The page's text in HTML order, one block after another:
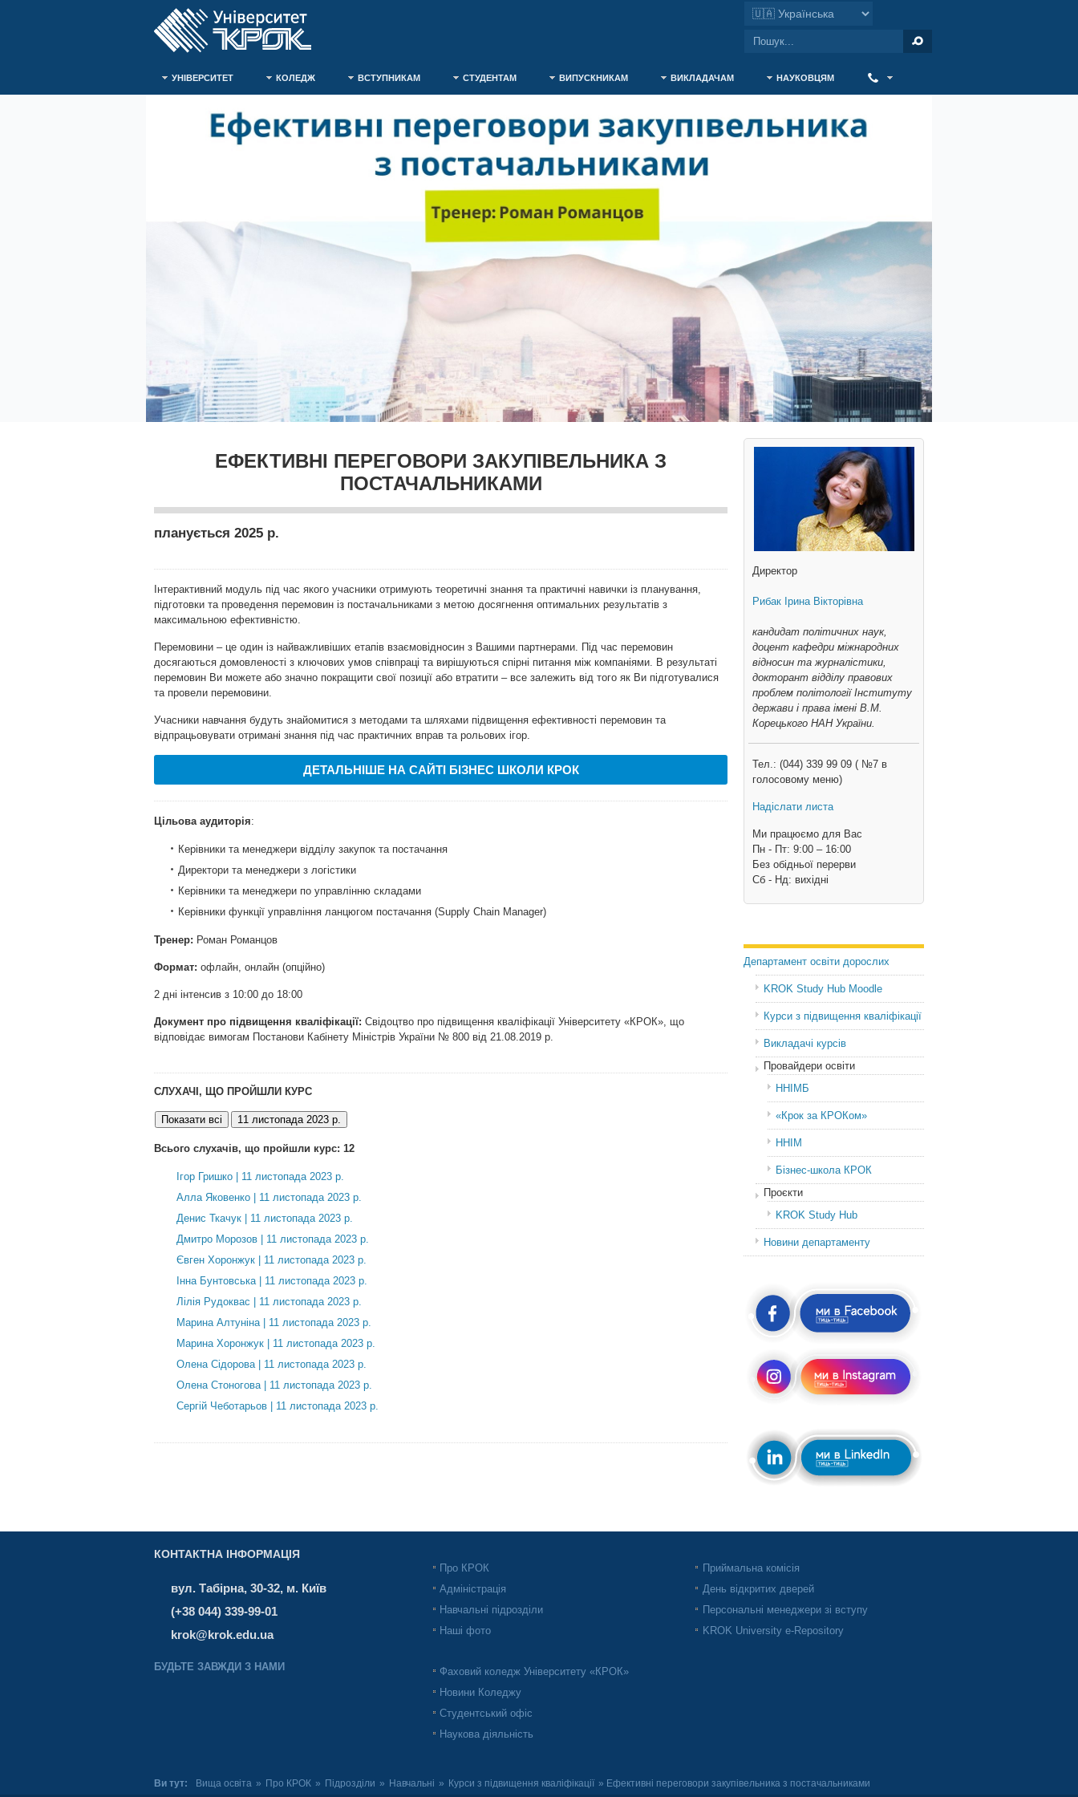
УНІВЕРСИТЕТ КОЛЕДЖ ВСТУПНИКАМ СТУДЕНТАМ ВИПУСКНИКАМ ВИКЛАДАЧАМ НАУКОВЦЯМ
ЕФЕКТИВНІ ПЕРЕГОВОРИ ЗАКУПІВЕЛЬНИКА З
ПОСТАЧАЛЬНИКАМИ
планується 2025 р.
Інтерактивний модуль під час якого учасники отримують теоретичні знання та практичні навички із планування,
підготовки та проведення перемовин із постачальниками з метою досягнення оптимальних результатів з
максимальною ефективністю.
Перемовини – це один із найважливіших етапів взаємовідносин з Вашими партнерами. Під час перемовин
досягаються домовленості з ключових умов співпраці та вирішуються спірні питання між компаніями. В результаті
перемовин Ви можете або значно покращити свої позиції або втратити – все залежить від того як Ви підготувалися
та провели перемовини.
Учасники навчання будуть знайомитися з методами та шляхами підвищення ефективності перемовин та
відпрацьовувати отримані знання під час практичних вправ та рольових ігор.
ДЕТАЛЬНІШЕ НА САЙТІ БІЗНЕС ШКОЛИ КРОК
Цільова аудиторія:
Керівники та менеджери відділу закупок та постачання
Директори та менеджери з логістики
Керівники та менеджери по управлінню складами
Керівники функції управління ланцюгом постачання (Supply Chain Manager)
Тренер: Роман Романцов
Формат: офлайн, онлайн (опційно)
2 дні інтенсив з 10:00 до 18:00
Документ про підвищення кваліфікації: Свідоцтво про підвищення кваліфікації Університету «КРОК», що
відповідає вимогам Постанови Кабінету Міністрів України № 800 від 21.08.2019 р.
СЛУХАЧІ, ЩО ПРОЙШЛИ КУРС
Показати всі 11 листопада 2023 р.
Всього слухачів, що пройшли курс: 12
Ігор Гришко | 11 листопада 2023 р.
Алла Яковенко | 11 листопада 2023 р.
Денис Ткачук | 11 листопада 2023 р.
Дмитро Морозов | 11 листопада 2023 р.
Євген Хоронжук | 11 листопада 2023 р.
Інна Бунтовська | 11 листопада 2023 р.
Лілія Рудоквас | 11 листопада 2023 р.
Марина Алтуніна | 11 листопада 2023 р.
Марина Хоронжук | 11 листопада 2023 р.
Олена Сідорова | 11 листопада 2023 р.
Олена Стоногова | 11 листопада 2023 р.
Сергій Чеботарьов | 11 листопада 2023 р.
Директор
Рибак Ірина Вікторівна
кандидат політичних наук,
доцент кафедри міжнародних
відносин та журналістики,
докторант відділу правових
проблем політології Інституту
держави і права імені В.М.
Корецького НАН України.
Тел.: (044) 339 99 09 ( №7 в
голосовому меню)
Надіслати листа
Ми працюємо для Вас
Пн - Пт: 9:00 – 16:00
Без обідньої перерви
Cб - Нд: вихідні
Департамент освіти дорослих
KROK Study Hub Moodle
Курси з підвищення кваліфікації
Викладачі курсів
Провайдери освіти
ННІМБ
«Крок за КРОКом»
ННІМ
Бізнес-школа КРОК
Проєкти
KROK Study Hub
Новини департаменту
КОНТАКТНА ІНФОРМАЦІЯ
вул. Табірна, 30-32, м. Київ
(+38 044) 339-99-01
krok@krok.edu.ua
БУДЬТЕ ЗАВЖДИ З НАМИ
Про КРОК
Адміністрація
Навчальні підрозділи
Наші фото
Фаховий коледж Університету «КРОК»
Новини Коледжу
Студентський офіс
Наукова діяльність
Приймальна комісія
День відкритих дверей
Персональні менеджери зі вступу
KROK University e-Repository
Ви тут: Вища освіта » Про КРОК » Підрозділи » Навчальні » Курси з підвищення кваліфікації » Ефективні переговори закупівельника з постачальниками